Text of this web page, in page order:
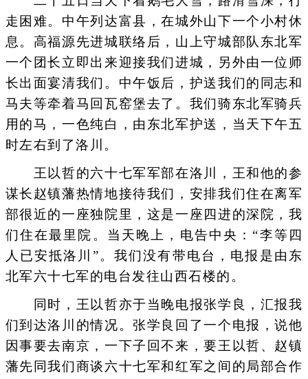
走困难。中午列达富县，在城外山下一个小村休
息。高福源先进城联络后，山上守城部队东北军
一个团长立即出来迎接我们进城，另外由一位师
长出面宴清我们。中午饭后，护送我们的同志和
马夫等牵着马回瓦窑堡去了。我们骑东北军骑兵
用的马，一色纯白，由东北军护送，当天下午五
时左右到了洛川。
王以哲的六十七军军部在洛川，王和他的参
谋长赵镇藩热情地接待我们，安排我们住在离军
部很近的一座独院里，这是一座四进的深院，我
们住在最里院。当天晚上，电告中央：“李等四
人已安抵洛川”。我们没有带电台，电报是由东
北军六十七军的电台发往山西石楼的。
同时，王以哲亦于当晚电报张学良，汇报我
们到达洛川的情况。张学良回了一个电报，说他
因事要去南京，一下子回不来，要王以哲、赵镇
藩先同我们商谈六十七军和红军之间的局部合作